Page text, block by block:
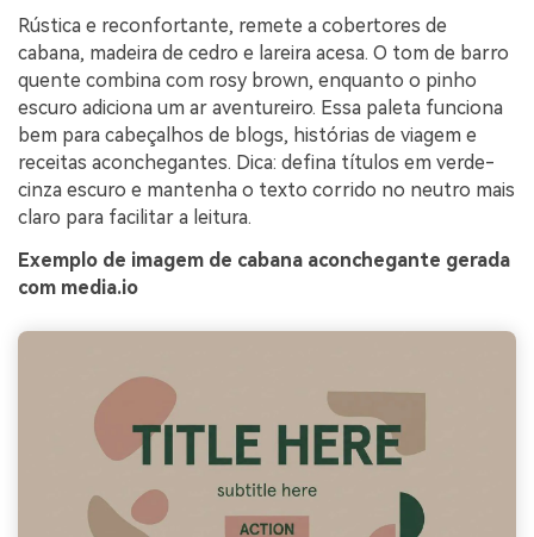
Rústica e reconfortante, remete a cobertores de
cabana, madeira de cedro e lareira acesa. O tom de barro
quente combina com rosy brown, enquanto o pinho
escuro adiciona um ar aventureiro. Essa paleta funciona
bem para cabeçalhos de blogs, histórias de viagem e
receitas aconchegantes. Dica: defina títulos em verde-
cinza escuro e mantenha o texto corrido no neutro mais
claro para facilitar a leitura.
Exemplo de imagem de cabana aconchegante gerada
com media.io